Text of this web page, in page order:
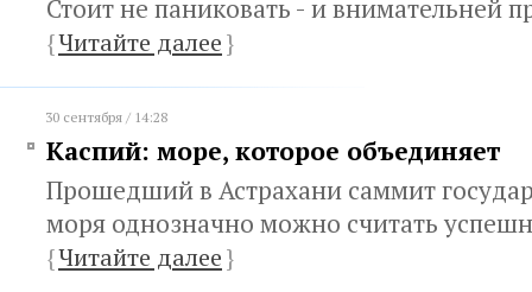
Стоит не паниковать - и внимательней
{Читайте далее}
30 сентября / 14:28
Каспий: море, которое объединяет
Прошедший в Астрахани саммит
моря однозначно можно считать
{Читайте далее}